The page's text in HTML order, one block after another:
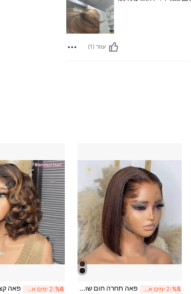
עוזר (1)
%5 2 ימים אחרונים פאה תחרה חום שוקולד ארוכה 34 אינץ' Wear & Go 5X5 חתוכה מראש ללא דבק מוכנה לשימוש ללא צורך בדבק--פאות תחרה HD 13x4 דחיסות 200% שיער אנושי ברזילאי בתולי פסיפס קדמי עם תחרה קדמית מולקפת מראש עם שיער תינוק משולב לנשים ליומיום ומסיבות %6 2 ימים אחרונים